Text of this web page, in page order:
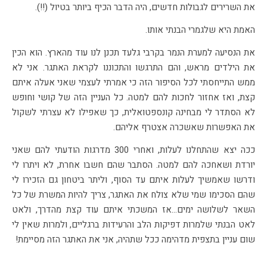
את השרירים לגבולות חדשים, היה הדבר הכיף ביותר בטיול (!!).
האמת היא שלגמרי הבנתי אותו.
את הנסיעה למערת הנמר בקרבי גלעד תכנן לנו עוד מהארץ. הוא הכין
את הילדים מראש, והם התרגשו והתכוננו לקראת האתגר. אני לא
ממש התייחסתי לכל הסיפור הזה כי אמרתי לעצמי שאני אעלה איתם
קצת, ואז אחזור לחכות להם למטה. כל העניין הזה של קושי וחופש
לא הסתדר לי מבחינה קונספטואלית, כך שאפילו לא עצרתי לשקול
את האפשרות שאשכרה אצטרף אליהם.
ככה יצא שהתחלנו לעלות, ואחרי 300 מדרגות הודעתי להם שאני
יורדת ושאחכה להם למטה. הסתבר שהם חשבו אחרת, לא ויתרו לי
ודרשו שאמשיך לעלות איתם עד הסוף, וליתר ביטחון גם הזכירו לי
שהם הסכימו שמי שלא צולח את האתגר, צריך להיות המשרת של כל
השאר לשלושה ימים…אז המשכתי איתם עוד קצת מהדרך, ולאט
לאט הבנתי שלמרות דפיקות הלב והרעידות ברגליים, ולמרות שאין לי
שום עניין בתצפית מדהימה ככל שתהיה, אני את האתגר הזה מסיימת!